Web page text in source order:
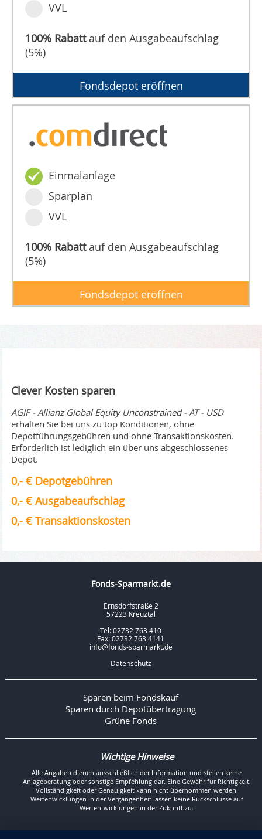
VVL
100% Rabattauf den Ausgabeaufschlag
(5%)
Fondsdepot eröffnen
Einmalanlage
Sparplan
VVL
100% Rabattauf den Ausgabeaufschlag
(5%)
Fondsdepot eröffnen
Clever Kosten sparen
AGIF - Allianz Global Equity Unconstrained - AT - USD
erhalten Sie bei uns zu top Konditionen, ohne
Depotführungsgebühren und ohne Transaktionskosten.
Erforderlich ist lediglich ein über uns abgeschlossenes
Depot.
0,- € Depotgebühren
0,- € Ausgabeaufschlag
0,- € Transaktionskosten
Fonds-Sparmarkt.de
Ernsdorfstraße 2
57223 Kreuztal
Tel: 02732 763 410
Fax: 02732 763 4141
info@fonds-sparmarkt.de
Datenschutz
Sparen beim Fondskauf
Sparen durch Depotübertragung
Grüne Fonds
Wichtige Hinweise
Alle Angaben dienen ausschließlich der Information und stellen keine
Anlageberatung oder sonstige Empfehlung dar. Eine Gewähr für Richtigkeit,
Vollständigkeit oder Genauigkeit kann nicht übernommen werden.
Wertenwicklungen in der Vergangenheit lassen keine Rückschlüsse auf
Wertentwicklungen in der Zukunft zu.